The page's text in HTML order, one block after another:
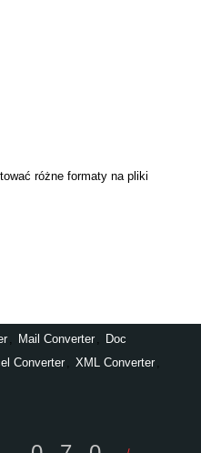
różne formaty na pliki
Mail Converter
Doc
Converter XML Converter